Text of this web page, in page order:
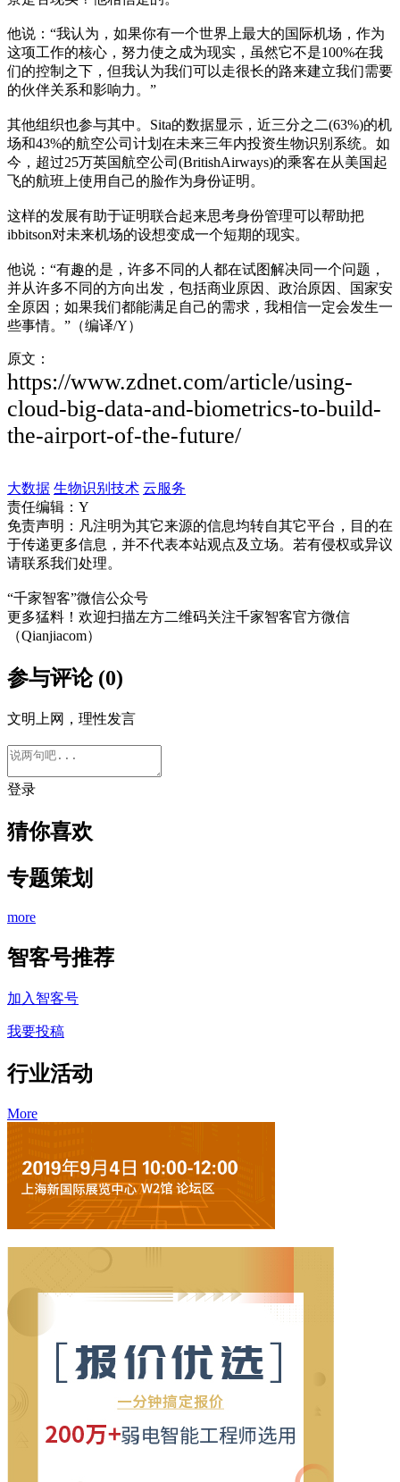
他说：“我认为，如果你有一个世界上最大的国际机场，作为
这项工作的核心，努力使之成为现实，虽然它不是100%在我
们的控制之下，但我认为我们可以走很长的路来建立我们需要
的伙伴关系和影响力。”
其他组织也参与其中。Sita的数据显示，近三分之二(63%)的机
场和43%的航空公司计划在未来三年内投资生物识别系统。如
今，超过25万英国航空公司(BritishAirways)的乘客在从美国起
飞的航班上使用自己的脸作为身份证明。
这样的发展有助于证明联合起来思考身份管理可以帮助把
ibbitson对未来机场的设想变成一个短期的现实。
他说：“有趣的是，许多不同的人都在试图解决同一个问题，
并从许多不同的方向出发，包括商业原因、政治原因、国家安
全原因；如果我们都能满足自己的需求，我相信一定会发生一
些事情。”（编译/Y）
原文：
https://www.zdnet.com/article/using-
cloud-big-data-and-biometrics-to-build-
the-airport-of-the-future/
大数据 生物识别技术 云服务
责任编辑：Y
免责声明：凡注明为其它来源的信息均转自其它平台，目的在
于传递更多信息，并不代表本站观点及立场。若有侵权或异议
请联系我们处理。
“千家智客”微信公众号
更多猛料！欢迎扫描左方二维码关注千家智客官方微信
（Qianjiacom）
参与评论 (0)
文明上网，理性发言
登录
猜你喜欢
专题策划
more
智客号推荐
加入智客号
我要投稿
行业活动
More